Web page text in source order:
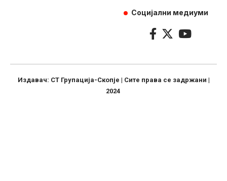
Социјални медиуми
Издавач: СТ Групација-Скопје | Сите права се задржани |
2024